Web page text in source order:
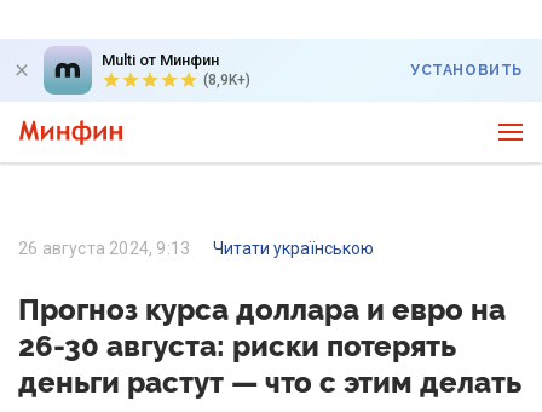
Multi от Минфин
(8,9K+)
УСТАНОВИТЬ
26 августа 2024, 9:13 Читати українською
Прогноз курса доллара и евро на
26-30 августа: риски потерять
деньги растут — что с этим делать